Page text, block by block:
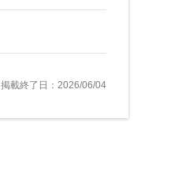
掲載終了日：2026/06/04